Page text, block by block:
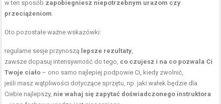
w ten sposób zapobiegniesz niepotrzebnym urazom czy
przeciążeniom
Oto pozostałe ważne wskazówki:
regularne sesje przynoszą lepsze rezultaty
zawsze dopasuj intensywność do tego, co czujesz i na co pozwala Ci
Twoje ciało – ono samo najlepiej podpowie Ci, kiedy zwolnić,
jeśli masz wątpliwości dotyczące sprzętu, np. jaki wałek będzie dla
Ciebie najlepszy, nie wahaj się zapytać doświadczonego instruktora